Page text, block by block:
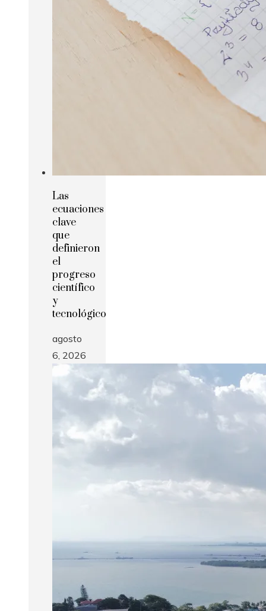
Las
ecuaciones
clave
que
definieron
el
progreso
científico
y
tecnológico
agosto
6, 2026